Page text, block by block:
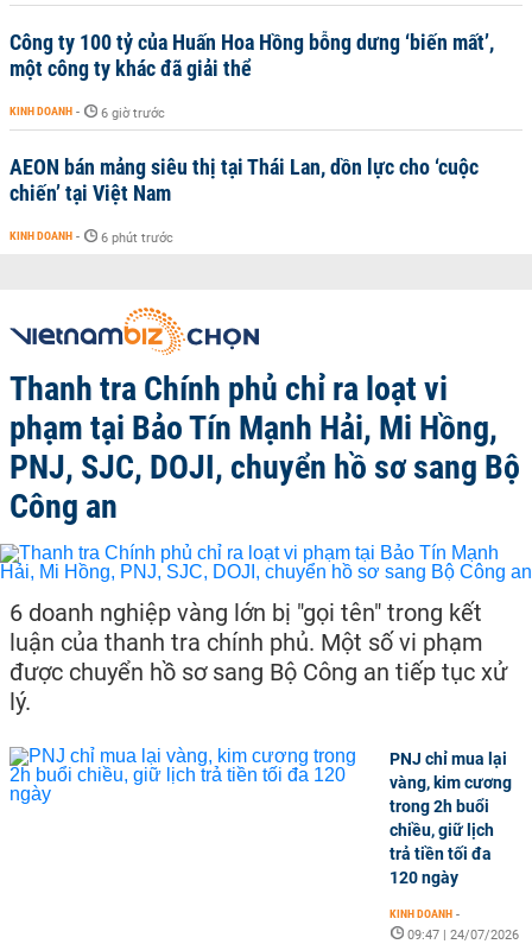
Công ty 100 tỷ của Huấn Hoa Hồng bỗng dưng ‘biến mất’,
một công ty khác đã giải thể
KINH DOANH - 6 giờ trước
AEON bán mảng siêu thị tại Thái Lan, dồn lực cho ‘cuộc
chiến’ tại Việt Nam
KINH DOANH - 6 phút trước
Thanh tra Chính phủ chỉ ra loạt vi
phạm tại Bảo Tín Mạnh Hải, Mi Hồng,
PNJ, SJC, DOJI, chuyển hồ sơ sang Bộ
Công an
6 doanh nghiệp vàng lớn bị "gọi tên" trong kết
luận của thanh tra chính phủ. Một số vi phạm
được chuyển hồ sơ sang Bộ Công an tiếp tục xử
lý.
PNJ chỉ mua lại
vàng, kim cương
trong 2h buổi
chiều, giữ lịch
trả tiền tối đa
120 ngày
KINH DOANH -
09:47 | 24/07/2026